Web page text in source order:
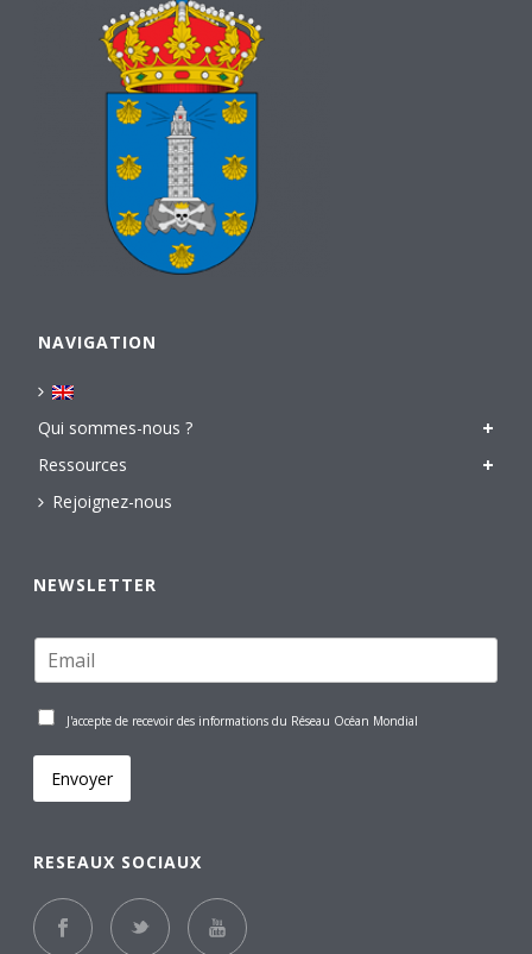
NAVIGATION
Qui sommes-nous ?
Ressources
Rejoignez-nous
NEWSLETTER
J'accepte de recevoir des informations du Réseau Océan Mondial
Envoyer
RESEAUX SOCIAUX